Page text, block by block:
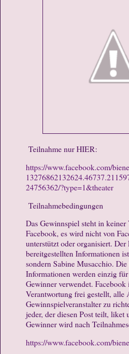
Teilnahme nur HIER:
https://www.facebook.com/
24756362/?type=1&theater
Teilnahmebedingungen
Das Gewinnspiel steht in
Facebook, es wird nicht von
unterstützt oder organisiert.
bereitgestellten Informationen
sondern Sabine Musacchio.
Informationen werden einzig
Gewinner verwendet. Facebook
Verantwortung frei gestellt, alle
Gewinnspielveranstalter zu
jeder, der diesen Post teilt, liket
Gewinner wird nach
https://www.facebook.com/